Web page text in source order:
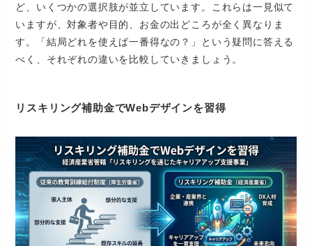
ど、いくつかの選択肢が並立しています。これらは一見似て
いますが、対象者や目的、お金の出どころが全く異なりま
す。「結局どれを使えば一番得なの？」という疑問に答える
べく、それぞれの違いを比較していきましょう。
リスキリング補助金でWebデザインを習得